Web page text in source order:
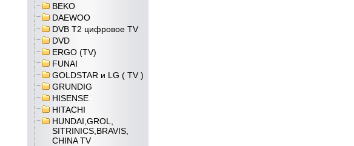
BEKO
DAEWOO
DVB T2 цифровое TV
DVD
ERGO (TV)
FUNAI
GOLDSTAR и LG ( TV )
GRUNDIG
HISENSE
HITACHI
HUNDAI,GROL,
SITRINICS,BRAVIS,
CHINA TV